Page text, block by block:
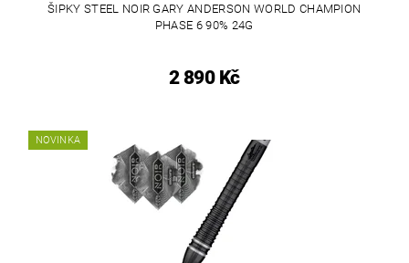
ŠIPKY STEEL NOIR GARY ANDERSON WORLD CHAMPION
PHASE 6 90% 24G
2 890 Kč
NOVINKA